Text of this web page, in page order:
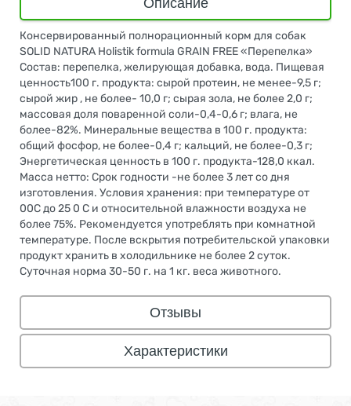
Консервированный полнорационный корм для собак
SOLID NATURA Holistik formula GRAIN FREE «Перепелка»
Состав: перепелка, желирующая добавка, вода. Пищевая
ценность100 г. продукта: сырой протеин, не менее-9,5 г;
сырой жир , не более- 10,0 г; сырая зола, не более 2,0 г;
массовая доля поваренной соли-0,4-0,6 г; влага, не
более-82%. Минеральные вещества в 100 г. продукта:
общий фосфор, не более-0,4 г; кальций, не более-0,3 г;
Энергетическая ценность в 100 г. продукта-128,0 ккал.
Масса нетто: Срок годности -не более 3 лет со дня
изготовления. Условия хранения: при температуре от
00С до 25 0 С и относительной влажности воздуха не
более 75%. Рекомендуется употреблять при комнатной
температуре. После вскрытия потребительской упаковки
продукт хранить в холодильнике не более 2 суток.
Суточная норма 30-50 г. на 1 кг. веса животного.
Отзывы
Характеристики